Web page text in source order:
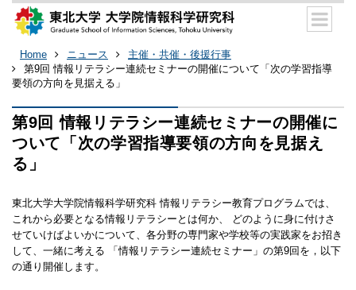
Home ニュース
主催・共催・後援行事
第9回 情報リテラシー連続セミナーの開催について「次の学習指導
要領の方向を見据える」
第9回 情報リテラシー連続セミナーの開催に
ついて「次の学習指導要領の方向を見据え
る」
東北大学大学院情報科学研究科 情報リテラシー教育プログラムでは、
これから必要となる情報リテラシーとは何か、 どのように身に付けさ
せていけばよいかについて、各分野の専門家や学校等の実践家をお招き
して、一緒に考える 「情報リテラシー連続セミナー」の第9回を，以下
の通り開催します。